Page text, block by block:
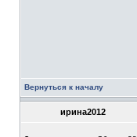
Вернуться к началу
ирина2012